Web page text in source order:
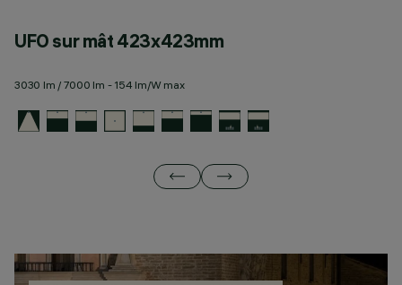
UFO sur mât 423x423mm
3030 lm / 7000 lm - 154 lm/W max